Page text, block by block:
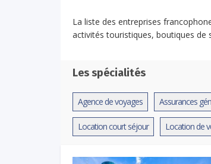
La liste des entreprises
activités touristiques, boutiques de
Les spécialités
Agence de voyages Assurances
Location court séjour Location de